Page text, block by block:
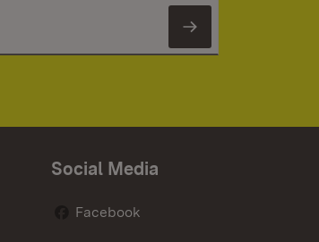
Newsletter
Social Media
Facebook